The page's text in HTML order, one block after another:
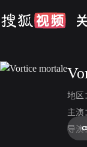
地区
主演
导演